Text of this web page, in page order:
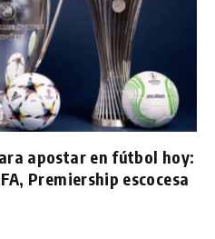
apostar en fútbol hoy:
Premiership escocesa